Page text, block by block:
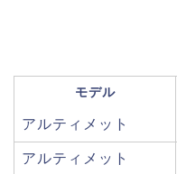
モデル
アルティメット
アルティメット